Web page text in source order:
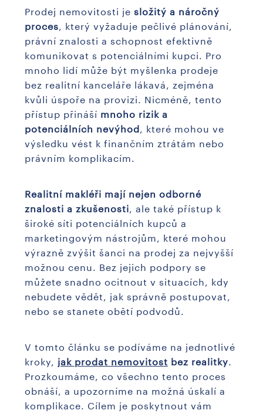
Prodej nemovitosti je složitý a náročný
proces , který vyžaduje pečlivé plánování,
právní znalosti a schopnost efektivně
komunikovat s potenciálními kupci. Pro
mnoho lidí může být myšlenka prodeje
bez realitní kanceláře lákavá, zejména
kvůli úspoře na provizi. Nicméně, tento
přístup přináší mnoho rizik a
potenciálních nevýhod , které mohou ve
výsledku vést k finančním ztrátám nebo
právním komplikacím.
Realitní makléři mají nejen odborné
znalosti a zkušenosti , ale také přístup k
široké síti potenciálních kupců a
marketingovým nástrojům, které mohou
výrazně zvýšit šanci na prodej za nejvyšší
možnou cenu. Bez jejich podpory se
můžete snadno ocitnout v situacích, kdy
nebudete vědět, jak správně postupovat,
nebo se stanete obětí podvodů.
V tomto článku se podíváme na jednotlivé
kroky, jak prodat nemovitost bez realitky
Prozkoumáme, co všechno tento proces
obnáší, a upozorníme na možná úskalí a
komplikace. Cílem je poskytnout vám